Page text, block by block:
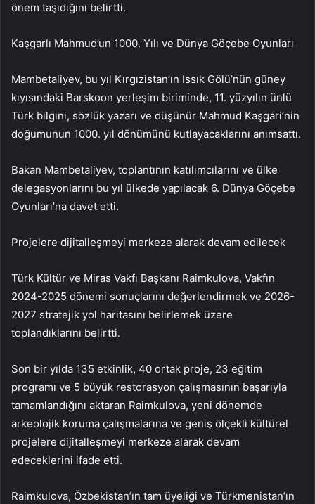
önem taşıdığını belirtti.
Kaşgarlı Mahmud’un 1000. Yılı ve Dünya Göçebe Oyunları
Mambetaliyev, bu yıl Kırgızistan’ın Issık Gölü’nün güney
kıyısındaki Barskoon yerleşim biriminde, 11. yüzyılın ünlü
Türk bilgini, sözlük yazarı ve düşünür Mahmud Kaşgari’nin
doğumunun 1000. yıl dönümünü kutlayacaklarını anımsattı.
Bakan Mambetaliyev, toplantının katılımcılarını ve ülke
delegasyonlarını bu yıl ülkede yapılacak 6. Dünya Göçebe
Oyunları’na davet etti.
Projelere dijitalleşmeyi merkeze alarak devam edilecek
Türk Kültür ve Miras Vakfı Başkanı Raimkulova, Vakfın
2024-2025 dönemi sonuçlarını değerlendirmek ve 2026-
2027 stratejik yol haritasını belirlemek üzere
toplandıklarını belirtti.
Son bir yılda 135 etkinlik, 40 ortak proje, 23 eğitim
programı ve 5 büyük restorasyon çalışmasının başarıyla
tamamlandığını aktaran Raimkulova, yeni dönemde
arkeolojik koruma çalışmalarına ve geniş ölçekli kültürel
projelere dijitalleşmeyi merkeze alarak devam
edeceklerini ifade etti.
Raimkulova, Özbekistan’ın tam üyeliği ve Türkmenistan’ın